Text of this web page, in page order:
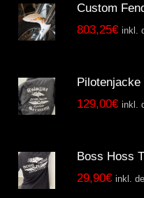
Custom
803,25€ inkl.
Pilotenjacke
129,00€ inkl.
Boss Hoss
29,90€ inkl.